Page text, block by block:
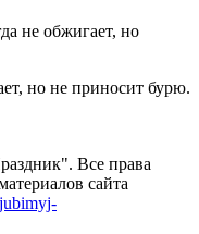
не обжигает, но
но не приносит бурю.
Все права
сайта